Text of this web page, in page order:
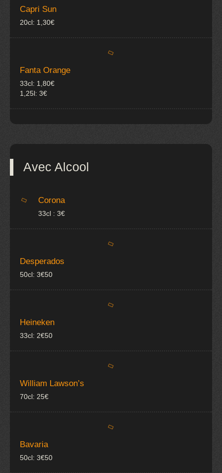
Capri Sun
20cl: 1,30€
Fanta Orange
33cl: 1,80€
1,25l: 3€
Avec Alcool
Corona
33cl : 3€
Desperados
50cl: 3€50
Heineken
33cl: 2€50
William Lawson’s
70cl: 25€
Bavaria
50cl: 3€50